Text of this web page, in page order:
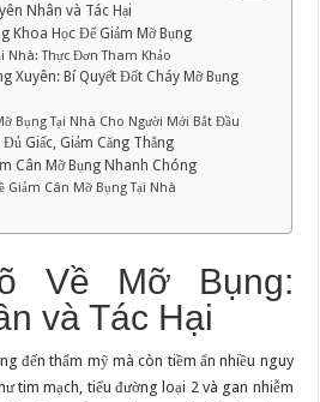
Nhân và Tác Hại
Khoa Học Để Giảm Mỡ Bụng
Nhà: Thực Đơn Tham Khảo
Xuyên: Bí Quyết Đốt Cháy Mỡ Bụng
Bụng Tại Nhà Cho Người Mới Bắt Đầu
Giấc, Giảm Căng Thẳng
Cân Mỡ Bụng Nhanh Chóng
Giảm Cân Mỡ Bụng Tại Nhà
Về Mỡ Bụng:
và Tác Hại
đến thẩm mỹ mà còn tiềm ẩn nhiều nguy
tim mạch, tiểu đường loại 2 và gan nhiễm